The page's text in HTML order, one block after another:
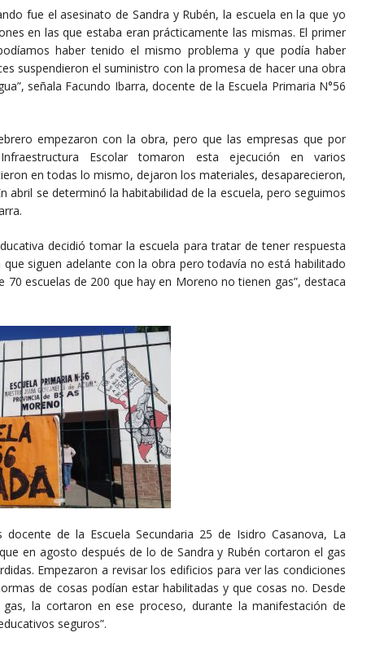
fue el asesinato de Sandra y Rubén, la escuela en la que yo
en las que estaba eran prácticamente las mismas. El primer
haber tenido el mismo problema y que podía haber
suspendieron el suministro con la promesa de hacer una obra
señala Facundo Ibarra, docente de la Escuela Primaria N°56
empezaron con la obra, pero que las empresas que por
Escolar tomaron esta ejecución en varios
en todas lo mismo, dejaron los materiales, desaparecieron,
abril se determinó la habitabilidad de la escuela, pero seguimos
decidió tomar la escuela para tratar de tener respuesta
siguen adelante con la obra pero todavía no está habilitado
escuelas de 200 que hay en Moreno no tienen gas”, destaca
de la Escuela Secundaria 25 de Isidro Casanova, La
en agosto después de lo de Sandra y Rubén cortaron el gas
Empezaron a revisar los edificios para ver las condiciones
de cosas podían estar habilitadas y que cosas no. Desde
la cortaron en ese proceso, durante la manifestación de
seguros”.